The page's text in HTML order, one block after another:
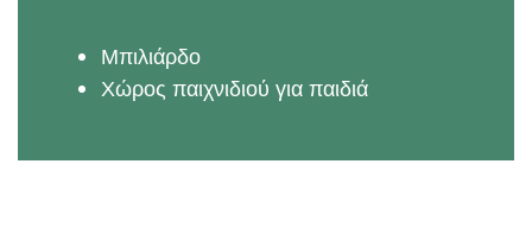
Μπιλιάρδο
Χώρος παιχνιδιού για παιδιά